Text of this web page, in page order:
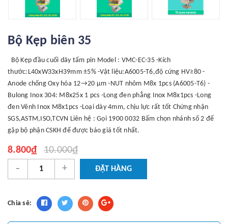
Bộ Kẹp biên 35
Bộ Kẹp đầu cuối dãy tấm pin Model : VMC-EC-35 -Kích
thước:L40xW33xH39mm ±5% -Vật liệu:A6005-T6,độ cứng HV≥80 -
Anode chống Oxy hóa 12→20 µm -NUT nhôm M8x 1pcs (A6005-T6) -
Bulong Inox 304: M8x25x 1 pcs -Long đen phẳng Inox M8x1pcs -Long
đen Vênh Inox M8x1pcs -Loại dày 4mm, chịu lực rất tốt Chứng nhận
SGS,ASTM,ISO,TCVN Liên hệ : Gọi 1900 0032 Bấm chọn nhánh số 2 để
gặp bộ phận CSKH để được báo giá tốt nhất.
8.800₫ 10.000₫
- + ĐẶT HÀNG
Chia sẻ: